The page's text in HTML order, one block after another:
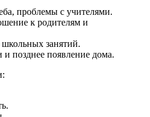
проблемы с учителями.
к родителям и
занятий.
позднее появление дома.